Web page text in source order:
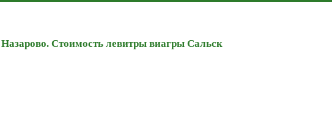
Стоимость левитры виагры Сальск